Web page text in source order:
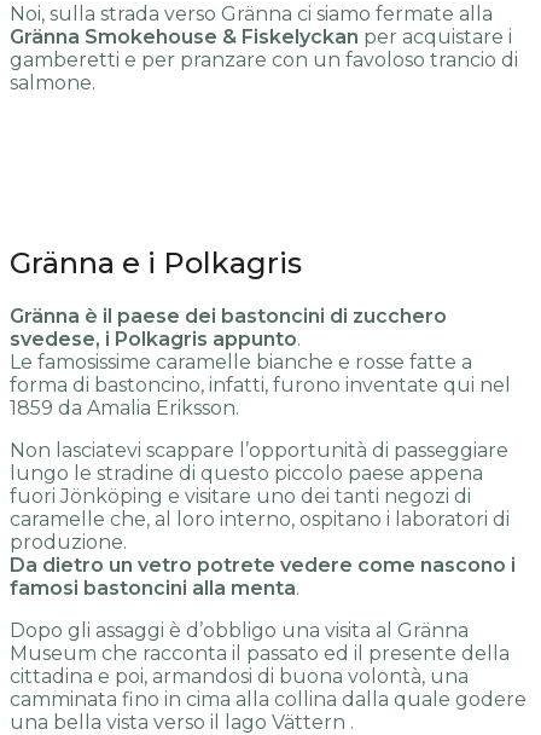
Noi, sulla strada verso Gränna ci siamo fermate alla
Gränna Smokehouse & Fiskelyckan per acquistare i
gamberetti e per pranzare con un favoloso trancio di
salmone.
Gränna e i Polkagris
Gränna è il paese dei bastoncini di zucchero
svedese, i Polkagris appunto.
Le famosissime caramelle bianche e rosse fatte a
forma di bastoncino, infatti, furono inventate qui nel
1859 da Amalia Eriksson.
Non lasciatevi scappare l’opportunità di passeggiare
lungo le stradine di questo piccolo paese appena
fuori Jönköping e visitare uno dei tanti negozi di
caramelle che, al loro interno, ospitano i laboratori di
produzione.
Da dietro un vetro potrete vedere come nascono i
famosi bastoncini alla menta.
Dopo gli assaggi è d’obbligo una visita al Gränna
Museum che racconta il passato ed il presente della
cittadina e poi, armandosi di buona volontà, una
camminata fino in cima alla collina dalla quale godere
una bella vista verso il lago Vättern .